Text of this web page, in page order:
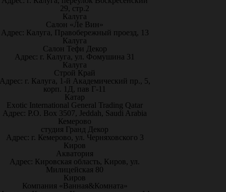
29, стр.2
Калуга
Салон «Ле Вин»
Адрес: Калуга, Правобережный проезд, 13
Калуга
Салон Тефи Декор
Адрес: г. Калуга, ул. Фомушина 31
Калуга
Строй Край
г. Калуга, 1-й Академический пр., 5,
корп. 1Д, пав Г-11
Катар
Exotic International General Trading Qatar
Адрес: P.O. Box 3507, Jeddah, Saudi Arabia
Кемерово
студия Гранд Декор
Адрес: г. Кемерово, ул. Черняховского 3
Киров
Акватория
Адрес: Кировская область, Киров, ул.
Милицейская 80
Киров
Компания «Ванная&Комната»